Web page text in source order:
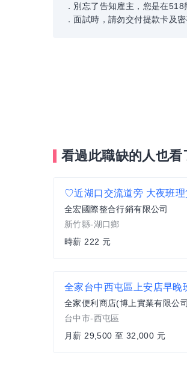
．別忘了告知雇主，您是在518
．面試時，請勿交付提款卡及
看過此職缺的人也看
全宏國際整合行銷有限公司
新竹縣-湖口鄉
時薪 222 元
全家台中西屯區上安店早晚
全家便利商店(博上實業有限公
台中市-西屯區
月薪 29,500 至 32,000 元